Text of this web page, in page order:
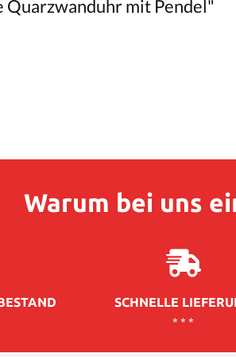
mit Pendel"
Warum bei uns
SCHNELLE
* * *